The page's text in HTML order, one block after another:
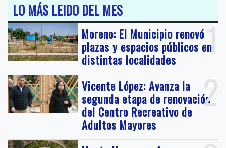
LO MÁS LEIDO DEL MES
1
Moreno: El Municipio renovó
plazas y espacios públicos en
distintas localidades
2
Vicente López: Avanza la
segunda etapa de renovación
del Centro Recreativo de
Adultos Mayores